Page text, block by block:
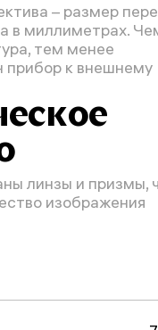
– размер
в миллиметрах.
тем менее
прибор к внешнему
линзы и призмы,
изображения